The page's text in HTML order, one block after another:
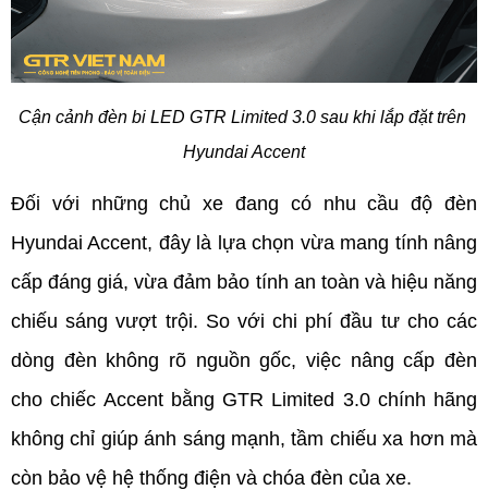
Cận cảnh đèn bi LED GTR Limited 3.0 sau khi lắp đặt trên
Hyundai Accent
Đối với những chủ xe đang có nhu cầu độ đèn
Hyundai Accent, đây là lựa chọn vừa mang tính nâng
cấp đáng giá, vừa đảm bảo tính an toàn và hiệu năng
chiếu sáng vượt trội. So với chi phí đầu tư cho các
dòng đèn không rõ nguồn gốc, việc nâng cấp đèn
cho chiếc Accent bằng GTR Limited 3.0 chính hãng
không chỉ giúp ánh sáng mạnh, tầm chiếu xa hơn mà
còn bảo vệ hệ thống điện và chóa đèn của xe.